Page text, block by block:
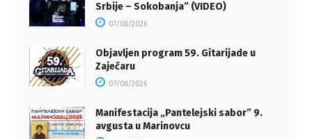
Srbije – Sokobanja” (VIDEO)
07/08/2026
Objavljen program 59. Gitarijade u
Zaječaru
07/08/2026
Manifestacija „Pantelejski sabor” 9.
avgusta u Marinovcu